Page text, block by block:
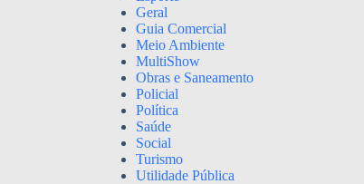
Geral
Guia Comercial
Meio Ambiente
MultiShow
Obras e Saneamento
Policial
Política
Saúde
Social
Turismo
Utilidade Pública